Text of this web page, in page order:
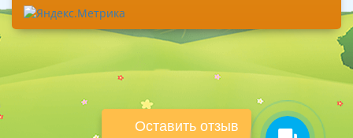
Оставить отзыв